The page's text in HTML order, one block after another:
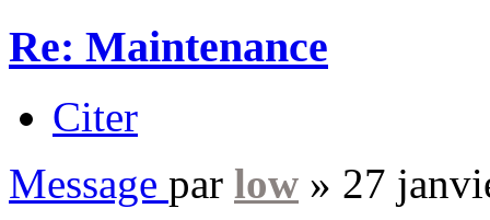
Re: Maintenance
Citer
Message par low » 27